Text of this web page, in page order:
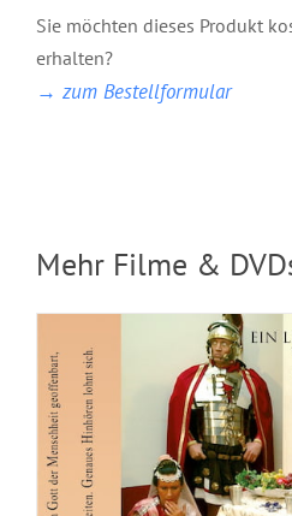
Sie möchten dieses Produkt
erhalten?
→ zum Bestellformular
Mehr Filme &
Das